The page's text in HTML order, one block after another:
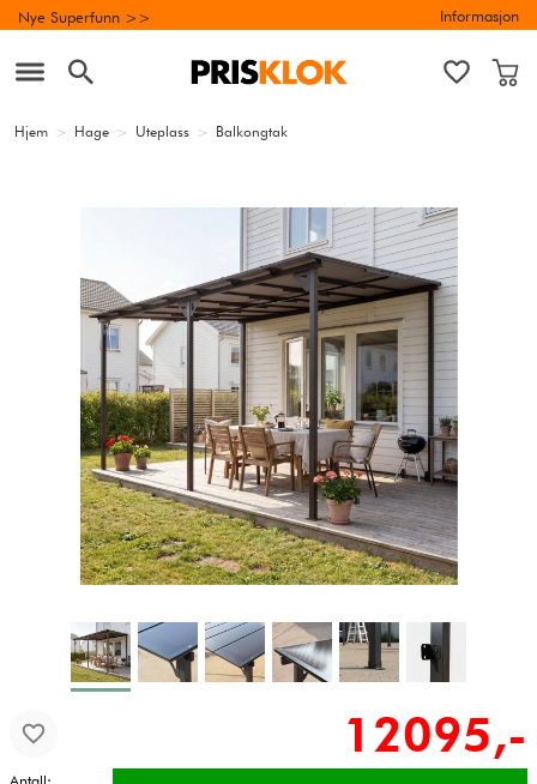
Nye Superfunn >> Informasjon
Hjem > Hage > Uteplass > Balkongtak
12095,-